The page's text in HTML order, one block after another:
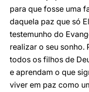
para que fosse uma
daquela paz que só
testemunho do
realizar o seu
todos os filhos de
e aprendam o que
viver em paz como